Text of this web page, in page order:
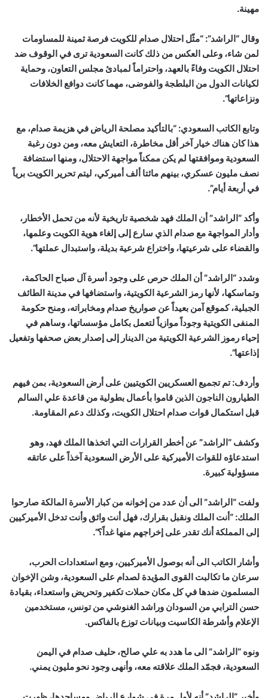
مهينة.
وقال “الراشد”: “مثّل احتلال صدام للكويت فرصة ثمينة للمساومات
لمن شاء، وعلى العكس من ذلك كانت السعودية ترى في الوقوف ضد
احتلال الكويت وفاءً بالعهد، واحتراماً لمبادئ مجلس التعاون، وحماية
لكيانات الدول من البلطجة والفوضى، مهما كانت دوافع الخلافات
ونزاعاتها”.
وتابع الكاتب السعودي: “بالتأكيد مصلحة الرياض في هزيمة صدام، مع
هذا كان هناك خيار آخر أقل مخاطرة، التعايش معه، ومن دون رغبة
السعودية وموافقتها لم يكن ممكناً مواجهة الاحتلال، ومنها استضافة
نصف مليون عسكري، بينهم مائتا ألف أميركي، ليتم تحرير الكويت برياً
في أربعة أيام”.
وأكد “الراشد” أن الملك فهد شخصية تاريخية لأنه من تحمل الأخطار،
وأدار المواجهة مع صدام الذي سارع إلى إلغاء هوية الكويت وعلمها،
والقضاء على شرعيتها، واختراع شرعية بديلة، واستبدال عملتها”.
وشدد “الراشد” أن الملك حرص على وجود أسرة آل صباح الحاكمة،
وتماسكها، لأنها رمز الشرعية الكويتية، واستضافها في مدينة الطائف
الجبلية، كموقع آمن بعيداً عن صواريخ صدام ومخابراته، ومنح حكومة
المنفى الكويتية وجوداً موازياً لتعمل بكامل مؤسساتها، وساهم في
إحياء رموز الشرعية الكويتية من الدينار إلى إصدار بعض صحفها وتفعيل
إذاعتها”.
وأردف: تم تجميع العسكريين الكويتيين على أرض السعودية، بمن فيهم
الطيارون الناجون الذين قاموا بأعمال بطولية من قاعدة علي السالم
قبل استكمال قوات صدام احتلال الكويت، وكذلك دعم المقاومة.
وكشف “الراشد” عن أخطر القرارات التي اتخذها الملك فهد، وهو
استدعاؤه للقوات الأميركية على الأرض السعودية آخذاً على عاتقه
مسؤولية كبيرة.
ولفت “الراشد” الى أن عدد من إخوانه من كبار الأسرة المالكة صارحوا
الملك: “أنت الملك ونقبل بقرارك، فهل أنت واثق وأنت تدخل الأميركيين
إلى المملكة أنك تقدر على إخراجهم منها غداً؟”.
وأشار الكاتب الى أنه بوصول الأميركيين، ومع استعدادات الحرب،
سرعان ما تكالبت القوى المؤيدة لصدام على السعودية، وشن الإخوان
المسلمون ضدها في كل مكان حملات تكفير وتحريض واستعداء، بقيادة
حسن الترابي من السودان وراشد الغنوشي من تونس، مستخدمين
الإعلام وأشرطة الكاسيت وبيانات توزع بالفاكس.
ونوه “الراشد” الى ما هدد به علي صالح، حليف صدام في اليمن
السعودية، فجمّد الملك علاقته معه، وأنهى وجود نحو مليون يمني.